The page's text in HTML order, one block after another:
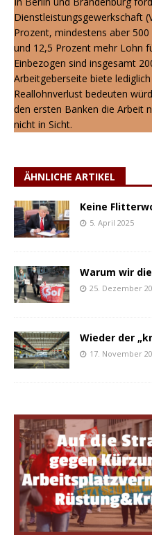
Dienstleistungsgewerkschaft
Prozent, mindestens aber
und 12,5 Prozent mehr Lohn
Einbezogen sind insgesamt
Arbeitgeberseite biete
Reallohnverlust bedeuten
den ersten Banken die Arbeit
nicht in Sicht.
ÄHNLICHE ARTIKEL
Keine
5. April 2025
Warum wir
25. Dezember
Wieder der
17. November